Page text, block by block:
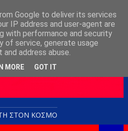
ΣΤΟN KOΣΜΟ
Google to deliver its services
IP address and user-agent are
with performance and security
of service, generate usage
address abuse.
MORE GOT IT